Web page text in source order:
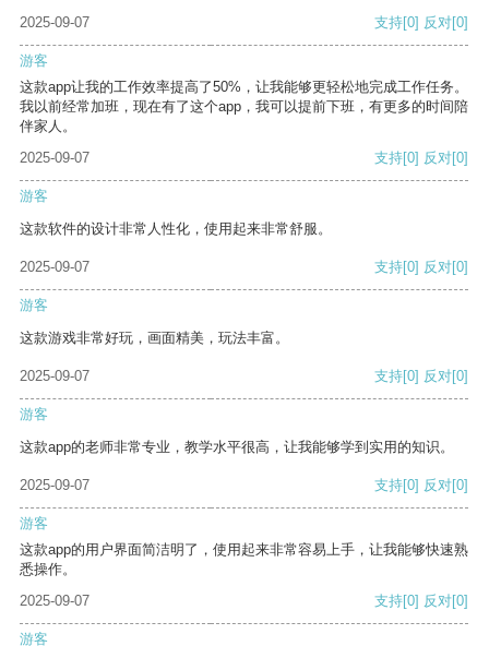
2025-09-07 支持[0] 反对[0]
游客
这款app让我的工作效率提高了50%，让我能够更轻松地完成工作任务。
我以前经常加班，现在有了这个app，我可以提前下班，有更多的时间陪
伴家人。
2025-09-07
支持[0] 反对[0]
游客
这款软件的设计非常人性化，使用起来非常舒服。
2025-09-07 支持[0] 反对[0]
游客
这款游戏非常好玩，画面精美，玩法丰富。
2025-09-07 支持[0] 反对[0]
游客
这款app的老师非常专业，教学水平很高，让我能够学到实用的知识。
2025-09-07 支持[0] 反对[0]
游客
这款app的用户界面简洁明了，使用起来非常容易上手，让我能够快速熟
悉操作。
2025-09-07
支持[0] 反对[0]
游客